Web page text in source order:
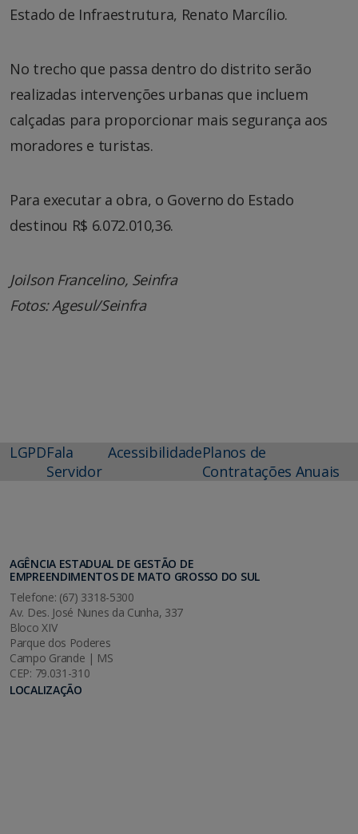
Estado de Infraestrutura, Renato Marcílio.
No trecho que passa dentro do distrito serão
realizadas intervenções urbanas que incluem
calçadas para proporcionar mais segurança aos
moradores e turistas.
Para executar a obra, o Governo do Estado
destinou R$ 6.072.010,36.
Joilson Francelino, Seinfra
Fotos: Agesul/Seinfra
LGPDFala
Servidor
AcessibilidadePlanos de
Contratações Anuais
AGÊNCIA ESTADUAL DE GESTÃO DE
EMPREENDIMENTOS DE MATO GROSSO DO SUL
Telefone: (67) 3318-5300
Av. Des. José Nunes da Cunha, 337
Bloco XIV
Parque dos Poderes
Campo Grande | MS
CEP: 79.031-310
LOCALIZAÇÃO